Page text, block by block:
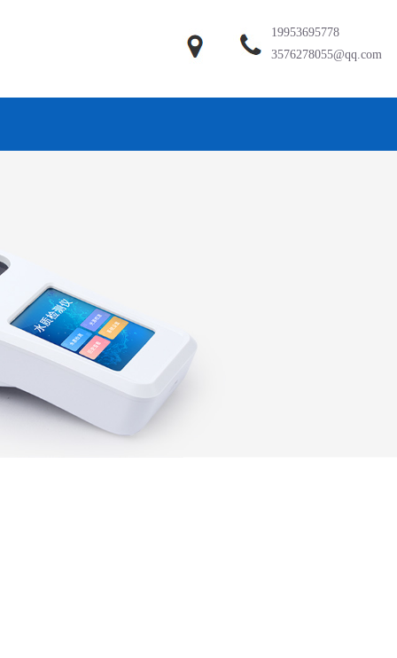
19953695778
3576278055@qq.com